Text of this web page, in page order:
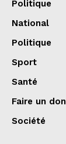
Politique
National
Politique
Sport
Santé
Faire un don
Société